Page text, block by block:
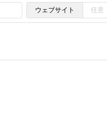
ウェブサイト